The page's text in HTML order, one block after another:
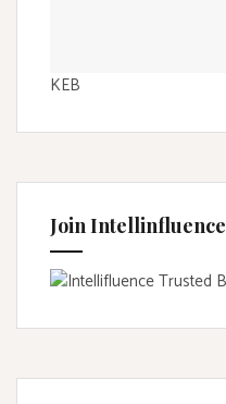
KEB
Join Intellinfluence